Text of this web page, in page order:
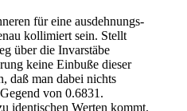
für eine ausdehnungs-
kollimiert sein. Stellt
über die Invarstäbe
keine Einbuße dieser
daß man dabei nichts
von 0.6831.
identischen Werten kommt.